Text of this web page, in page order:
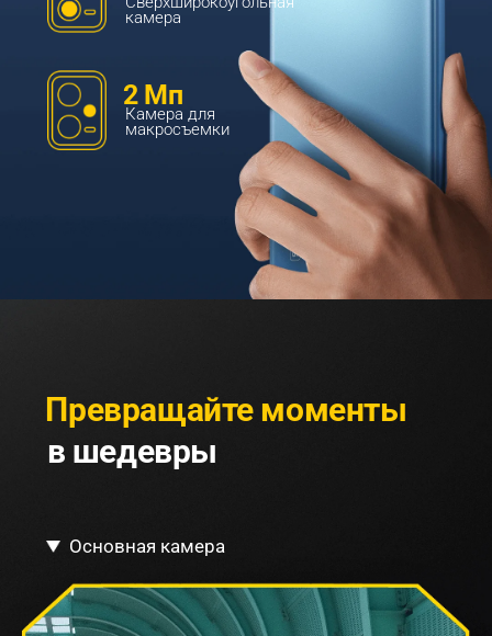
камера
2 Мп
Камера для
макросъемки
Превращайте моменты
в шедевры
Основная камера